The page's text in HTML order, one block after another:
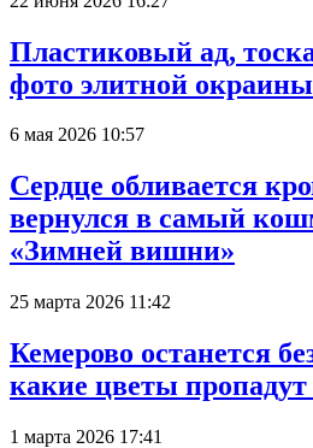
Пластиковый ад,
фото элитной
6 мая 2026 10:57
Сердце обливается
вернулся в самый
«Зимней вишни»
25 марта 2026 11:42
Кемерово останется
какие цветы пропадут
1 марта 2026 17:41